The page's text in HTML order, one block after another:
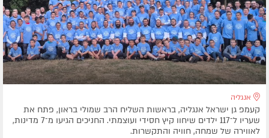
אנגליה
קעמפ גן ישראל אנגליה, בראשות השליח הרב שמולי בראון, פתח את
שעריו ל־117 ילדים שיחוו קיץ חסידי ועוצמתי. החניכים הגיעו מ־7 מדינות,
לאווירה של שמחה, חוויה והתקשרות.